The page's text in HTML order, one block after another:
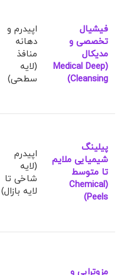
فیشیال
تخصصی و
مدیکال
(Medical Deep
Cleansing)
اپیدرم و
دهانه
منافذ
(لایه
سطحی)
پیلینگ
شیمیایی ملایم
تا متوسط
(Chemical
Peels)
اپیدرم
(لایه
شاخی تا
لایه بازال)